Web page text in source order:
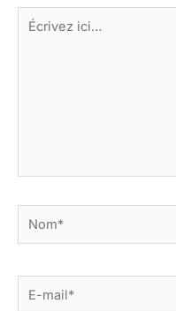
Écrivez
ici…
mail*